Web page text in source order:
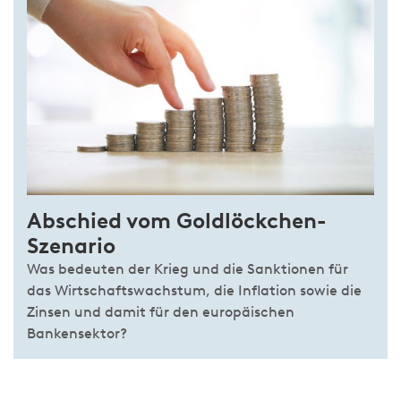
Abschied vom Goldlöckchen-
Szenario
Was bedeuten der Krieg und die Sanktionen für
das Wirtschaftswachstum, die Inflation sowie die
Zinsen und damit für den europäischen
Bankensektor?